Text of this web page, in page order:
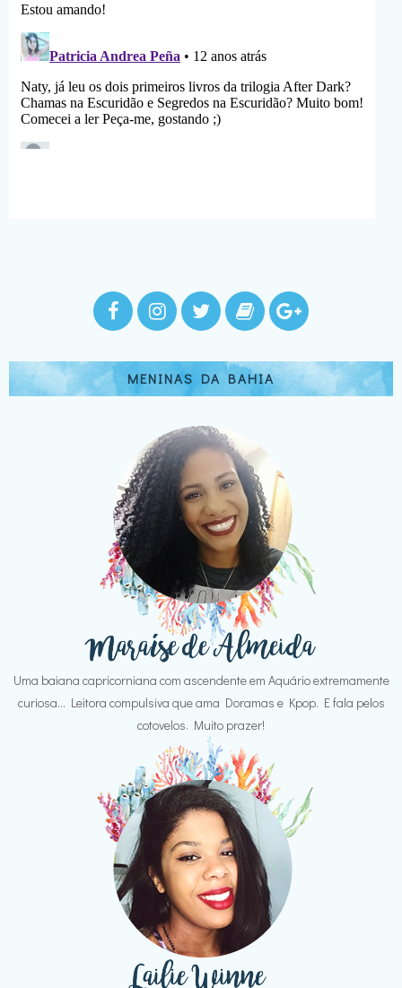
MENINAS DA BAHIA
Uma baiana capricorniana com ascendente em Aquário extremamente
curiosa... Leitora compulsiva que ama Doramas e Kpop. E fala pelos
cotovelos. Muito prazer!